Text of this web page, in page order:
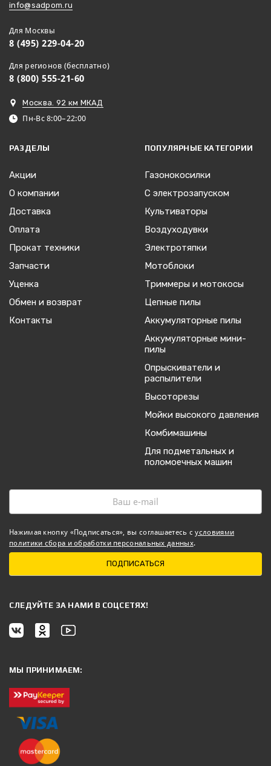
info@sadpom.ru
Для Москвы
8 (495) 229-04-20
Для регионов (бесплатно)
8 (800) 555-21-60
Москва. 92 км МКАД
Пн-Вс 8:00–22:00
РАЗДЕЛЫ
Акции
О компании
Доставка
Оплата
Прокат техники
Запчасти
Уценка
Обмен и возврат
Контакты
ПОПУЛЯРНЫЕ КАТЕГОРИИ
Газонокосилки
С электрозапуском
Культиваторы
Воздуходувки
Электротяпки
Мотоблоки
Триммеры и мотокосы
Цепные пилы
Аккумуляторные пилы
Аккумуляторные мини-
пилы
Опрыскиватели и
распылители
Высоторезы
Мойки высокого давления
Комбимашины
Для подметальных и
поломоечных машин
Нажимая кнопку «Подписаться», вы соглашаетесь сусловиями
политики сбора и обработки персональных данных.
ПОДПИСАТЬСЯ
CЛЕДУЙТЕ ЗА НАМИ В СОЦСЕТЯХ!
МЫ ПРИНИМАЕМ: